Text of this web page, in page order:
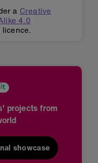
a Creative
4.0
licence.
projects from
showcase